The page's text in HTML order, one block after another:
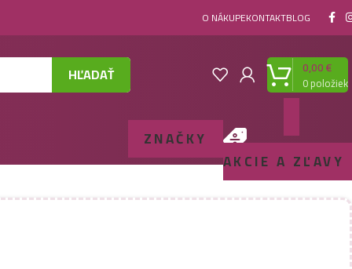
O NÁKUPEKONTAKTBLOG
HĽADAŤ 0položiek
0,00€
ZNAČKY
AKCIE A ZĽAVY